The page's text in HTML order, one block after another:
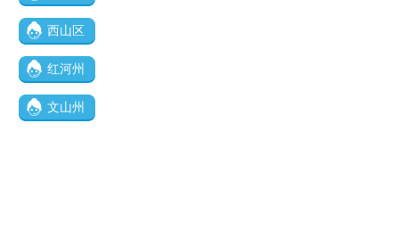
西山区
红河州
文山州